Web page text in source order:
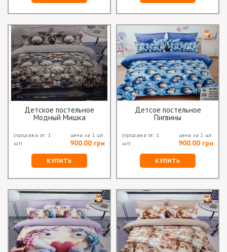
Детское постельное
Модный Мишка
(продажа от: 1
шт)
цена за 1 шт.
900.00 грн
КУПИТЬ
Детсое постельное
Пигвины
(продажа от: 1
шт)
цена за 1 шт.
900.00 грн
КУПИТЬ